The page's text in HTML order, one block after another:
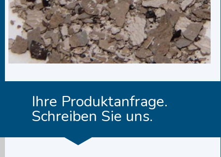
Ihre Produktanfrage.
Schreiben Sie uns.